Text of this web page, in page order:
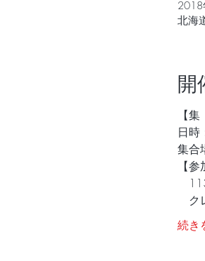
北海
開
【
日
集合
【参
ク
続き